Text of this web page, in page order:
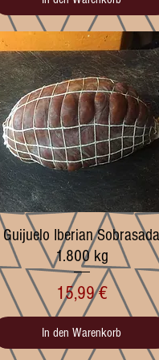
Schnellansicht
Guijuelo Iberian Sobrasada
1.800 kg
Preis
15,99 €
In den Warenkorb